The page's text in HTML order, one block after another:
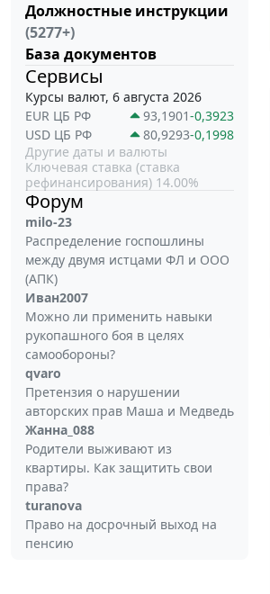
Должностные инструкции
(5277+)
База документов
Сервисы
Курсы валют, 6 августа 2026
EUR ЦБ РФ
93,1901-0,3923
USD ЦБ РФ
80,9293-0,1998
Другие даты и валюты
Ключевая ставка (ставка
рефинансирования) 14.00%
Форум
milo-23
Распределение госпошлины
между двумя истцами ФЛ и ООО
(АПК)
Иван2007
Можно ли применить навыки
рукопашного боя в целях
самообороны?
qvaro
Претензия о нарушении
авторских прав Маша и Медведь
Жанна_088
Родители выживают из
квартиры. Как защитить свои
права?
turanova
Право на досрочный выход на
пенсию